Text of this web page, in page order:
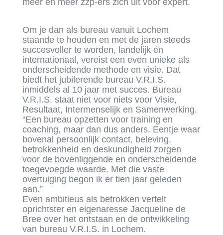
meer en meer zzp-ers zich uit voor expert.
Om je dan als bureau vanuit Lochem
staande te houden en met de jaren steeds
succesvoller te worden, landelijk én
internationaal, vereist een even unieke als
onderscheidende methode en visie. Dat
biedt het jubilerende bureau V.R.I.S.
inmiddels al 10 jaar met succes. Bureau
V.R.I.S. staat niet voor niets voor Visie,
Resultaat, Intermenselijk en Samenwerking.
“Een bureau opzetten voor training en
coaching, maar dan dus anders. Eentje waar
bovenal persoonlijk contact, beleving,
betrokkenheid en deskundigheid zorgen
voor de bovenliggende en onderscheidende
toegevoegde waarde. Met die vaste
overtuiging begon ik er tien jaar geleden
aan.”
Even ambitieus als betrokken vertelt
oprichtster en eigenaresse Jacqueline de
Bree over het ontstaan en de ontwikkeling
van bureau V.R.I.S. in Lochem.